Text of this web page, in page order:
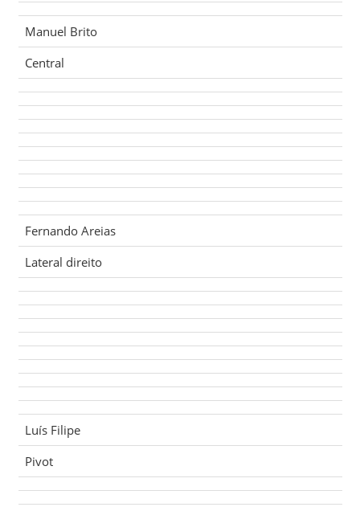
Manuel Brito
Central
Fernando Areias
Lateral direito
Luís Filipe
Pivot